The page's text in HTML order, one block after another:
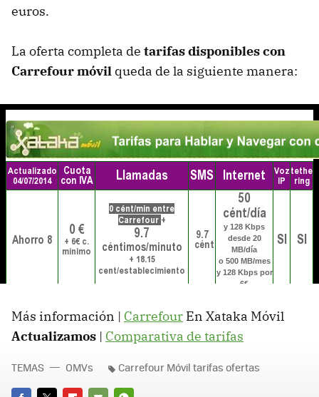
euros.
La oferta completa de tarifas disponibles con
Carrefour móvil queda de la siguiente manera:
Más información | Carrefour En Xataka Móvil
Actualizamos | Comparativa de tarifas
TEMAS OMVs Carrefour Móvil tarifas ofertas